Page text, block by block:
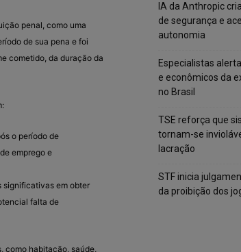
penal, como uma
de sua pena e foi
cometido, da duração da
o período de
emprego e
significativas em obter
falta de
como habitação, saúde,
IA da Anthropic
de segurança e
autonomia
Especialistas
e econômicos da
no Brasil
TSE reforça que
tornam-se
lacração
STF inicia
da proibição dos